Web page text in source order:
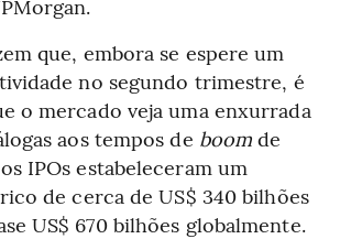
que, embora se espere um
no segundo trimestre, é
o mercado veja uma enxurrada
aos tempos de boomde
IPOs estabeleceram um
de cerca de US$ 340 bilhões
US$ 670 bilhões globalmente.